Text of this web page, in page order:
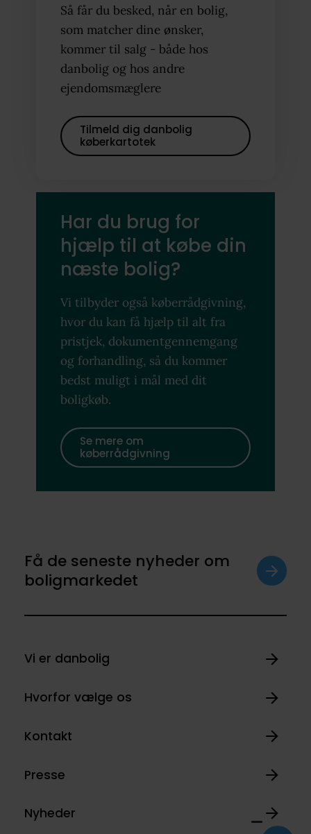
Så får du besked, når en bolig,
som matcher dine ønsker,
kommer til salg - både hos
danbolig og hos andre
ejendomsmæglere
Tilmeld dig danbolig
køberkartotek
Har du brug for
hjælp til at købe din
næste bolig?
Vi tilbyder også køberrådgivning,
hvor du kan få hjælp til alt fra
pristjek, dokumentgennemgang
og forhandling, så du kommer
bedst muligt i mål med dit
boligkøb.
Se mere om
køberrådgivning
Få de seneste nyheder om
boligmarkedet
Vi er danbolig
Hvorfor vælge os
Kontakt
Presse
Nyheder